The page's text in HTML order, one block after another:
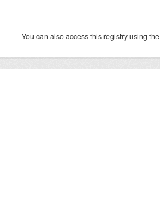
You can also access this registry using the